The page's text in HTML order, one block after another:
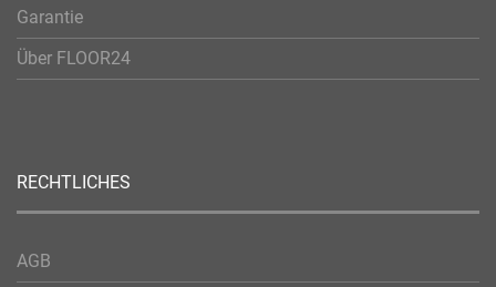
Garantie
Über FLOOR24
RECHTLICHES
AGB